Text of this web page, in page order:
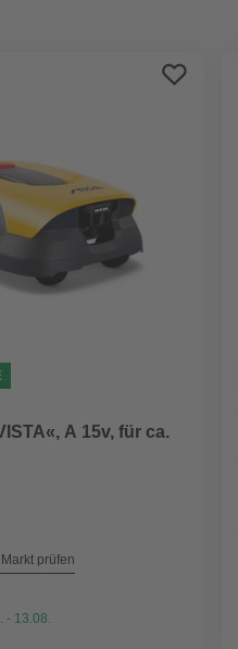
A 15v, für ca.
prüfen
- 13.08.